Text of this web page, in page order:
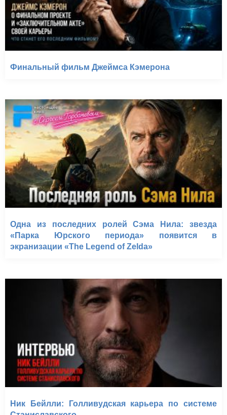
Финальный фильм Джеймса Кэмерона
Одна из последних ролей Сэма Нила: звезда
«Парка Юрского периода» появится в
экранизации «The Legend of Zelda»
Ник Бейлли: Голливудская карьера по системе